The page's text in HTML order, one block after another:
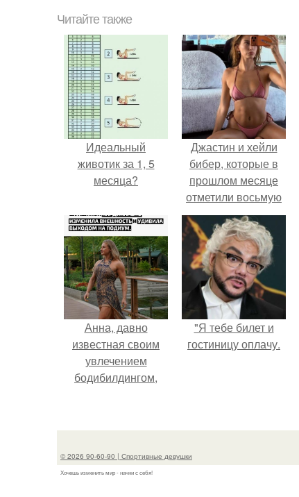
Читайте также
Идеальный
животик за 1, 5
месяца?
Джастин и хейли
бибер, которые в
прошлом месяце
отметили восьмую
годовщину
помолвки, показали
новые фото с
совместного
отдыха.
Анна, давно
известная своим
увлечением
бодибилдингом,
в роли модели.
"Я тебе билет и
гостиницу оплачу.
© 2026 90-60-90 | Спортивные девушки
Хочешь изменить мир - начни с себя!